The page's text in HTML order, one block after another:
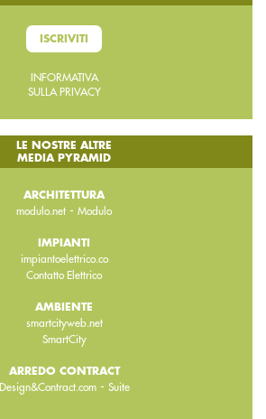
ISCRIVITI
INFORMATIVA
SULLA PRIVACY
LE NOSTRE ALTRE
MEDIA PYRAMID
ARCHITETTURA
modulo.net - Modulo
IMPIANTI
impiantoelettrico.co
Contatto Elettrico
AMBIENTE
smartcityweb.net
SmartCity
ARREDO CONTRACT
Design&Contract.com- Suite